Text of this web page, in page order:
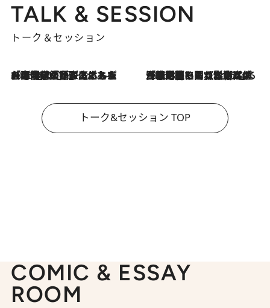
TALK & SESSION
トーク＆セッション
2026.8.3
「今後値上げがあるとすれば…」「リスクがあるのは今年の冬」エネルギー専門家が語る、ホルムズ海峡封鎖が家庭にもたらす“ある心配” 2026.8.3
「住宅建てられない…」「サーチャージ料の高値が続いている」ホルムズ海峡封鎖による影響はいつまで続く？《エネルギー専門家に聞く“どうなる日本の暮らし”》
トーク&セッション TOP
COMIC & ESSAY
ROOM